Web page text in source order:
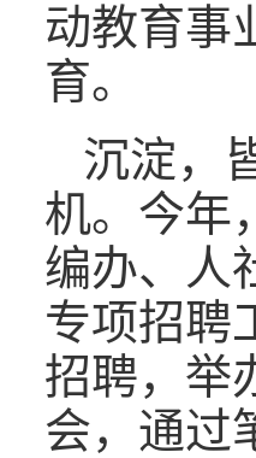
动教育事
育。
沉淀，
机。今年
编办、人
专项招聘
招聘，举
会，通过